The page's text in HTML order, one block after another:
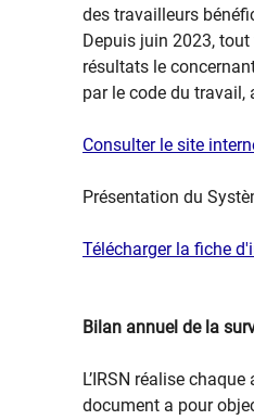
des travailleurs
Depuis juin 2023,
résultats le
par le code du travail,
Consulter le site
Présentation du
Télécharger la fiche
Bilan annuel de la
L’IRSN réalise
document a pour